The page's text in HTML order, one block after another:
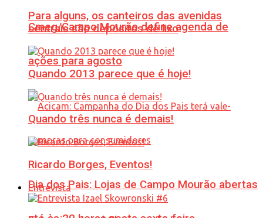
Cmeg/Campo Mourão define agenda de
ações para agosto
Dia dos Pais: Lojas de Campo Mourão abertas
Para alguns, os canteiros das avenidas
centrais são depósitos de lixo
Quando 2013 parece que é hoje!
Quando três nunca é demais!
Ricardo Borges, Eventos!
Entrevista